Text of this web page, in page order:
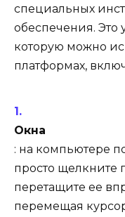
специальных
обеспечения. Это
которую можно
платформах,
Окна
: на компьютере
просто
перетащите ее
перемещая